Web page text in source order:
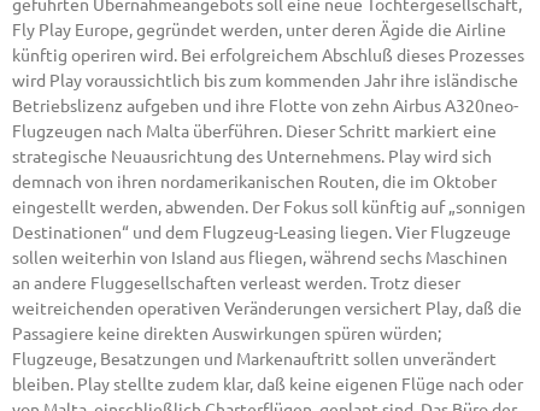
Fly Play Europe, gegründet werden, unter deren Ägide die Airline
künftig operiren wird. Bei erfolgreichem Abschluß dieses Prozesses
wird Play voraussichtlich bis zum kommenden Jahr ihre isländische
Betriebslizenz aufgeben und ihre Flotte von zehn Airbus A320neo-
Flugzeugen nach Malta überführen. Dieser Schritt markiert eine
strategische Neuausrichtung des Unternehmens. Play wird sich
demnach von ihren nordamerikanischen Routen, die im Oktober
eingestellt werden, abwenden. Der Fokus soll künftig auf „sonnigen
Destinationen“ und dem Flugzeug-Leasing liegen. Vier Flugzeuge
sollen weiterhin von Island aus fliegen, während sechs Maschinen
an andere Fluggesellschaften verleast werden. Trotz dieser
weitreichenden operativen Veränderungen versichert Play, daß die
Passagiere keine direkten Auswirkungen spüren würden;
Flugzeuge, Besatzungen und Markenauftritt sollen unverändert
bleiben. Play stellte zudem klar, daß keine eigenen Flüge nach oder